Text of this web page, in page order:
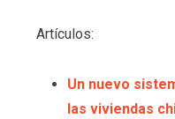
Artículos:
Un nuevo
las viviendas